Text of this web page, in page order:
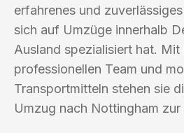
erfahrenes und
sich auf Umzüge innerhalb
Ausland spezialisiert hat. Mit
professionellen Team und
Transportmitteln stehen sie
Umzug nach Nottingham zur